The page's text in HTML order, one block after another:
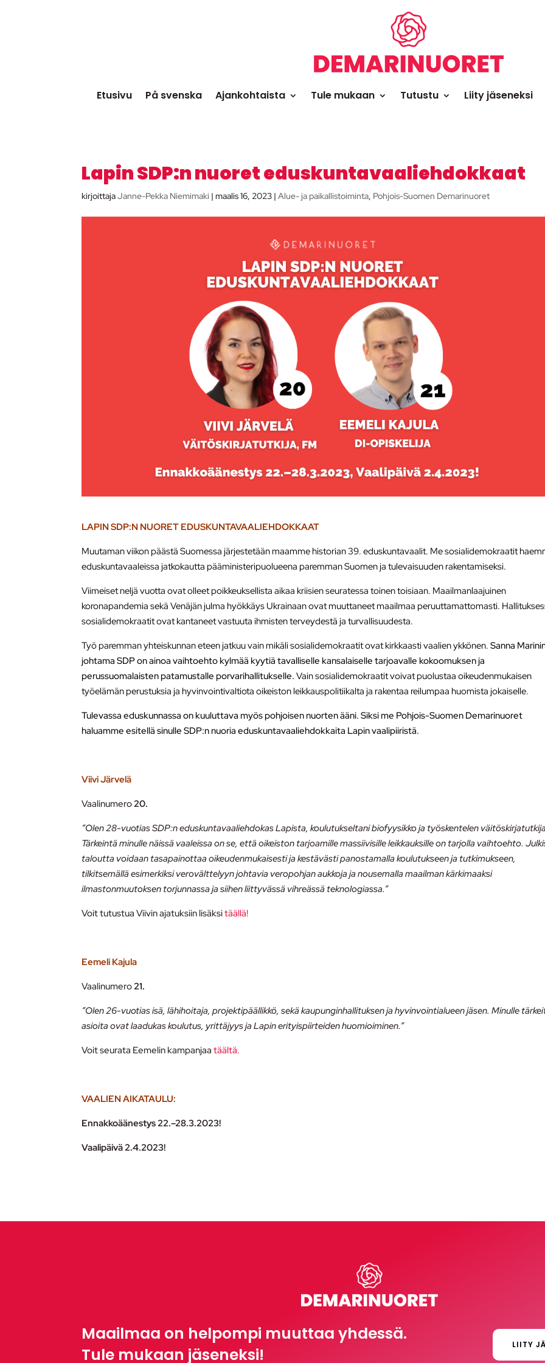
Etusivu På svenska Ajankohtaista Tule mukaan Tutustu Liity jäseneksi
Lapin SDP:n nuoret eduskuntavaaliehdokkaat
kirjoittajaJanne-Pekka Niemimaki |maalis 16, 2023 |Alue- ja paikallistoiminta, Pohjois-Suomen Demarinuoret
LAPIN SDP:N NUORET EDUSKUNTAVAALIEHDOKKAAT
Muutaman viikon päästä Suomessa järjestetään maamme historian 39. eduskuntavaalit. Me sosialidemokraatit
eduskuntavaaleissa jatkokautta pääministeripuolueena paremman Suomen ja tulevaisuuden rakentamiseksi.
Viimeiset neljä vuotta ovat olleet poikkeuksellista aikaa kriisien seuratessa toinen toisiaan. Maailmanlaajuinen
koronapandemia sekä Venäjän julma hyökkäys Ukrainaan ovat muuttaneet maailmaa peruuttamattomasti.
sosialidemokraatit ovat kantaneet vastuuta ihmisten terveydestä ja turvallisuudesta.
Työ paremman yhteiskunnan eteen jatkuu vain mikäli sosialidemokraatit ovat kirkkaasti vaalien ykkönen.Sanna
johtama SDP on ainoa vaihtoehto kylmää kyytiä tavalliselle kansalaiselle tarjoavalle kokoomuksen ja
perussuomalaisten patamustalle porvarihallitukselle.Vain sosialidemokraatit voivat puolustaa oikeudenmukaisen
työelämän perustuksia ja hyvinvointivaltiota oikeiston leikkauspolitiikalta ja rakentaa reilumpaa huomista jokaiselle.
Tulevassa eduskunnassa on kuuluttava myös pohjoisen nuorten ääni. Siksi me Pohjois-Suomen Demarinuoret
haluamme esitellä sinulle SDP:n nuoria eduskuntavaaliehdokkaita Lapin vaalipiiristä.
Viivi Järvelä
Vaalinumero 20.
”Olen 28-vuotias SDP:n eduskuntavaaliehdokas Lapista, koulutukseltani biofyysikko ja työskentelen
Tärkeintä minulle näissä vaaleissa on se, että oikeiston tarjoamille massiivisille leikkauksille on tarjolla vaihtoehto.
taloutta voidaan tasapainottaa oikeudenmukaisesti ja kestävästi panostamalla koulutukseen ja tutkimukseen,
tilkitsemällä esimerkiksi verovälttelyyn johtavia veropohjan aukkoja ja nousemalla maailman kärkimaaksi
ilmastonmuutoksen torjunnassa ja siihen liittyvässä vihreässä teknologiassa.”
Voit tutustua Viivin ajatuksiin lisäksitäällä!
Eemeli Kajula
Vaalinumero 21.
”Olen 26-vuotias isä, lähihoitaja, projektipäällikkö, sekä kaupunginhallituksen ja hyvinvointialueen jäsen. Minulle
asioita ovat laadukas koulutus, yrittäjyys ja Lapin erityispiirteiden huomioiminen.”
Voit seurata Eemelin kampanjaatäältä.
VAALIEN AIKATAULU:
Ennakkoäänestys 22.–28.3.2023!
Vaalipäivä 2.4.2023!
Maailmaa on helpompi muuttaa yhdessä.
Tule mukaan jäseneksi!
LIITY